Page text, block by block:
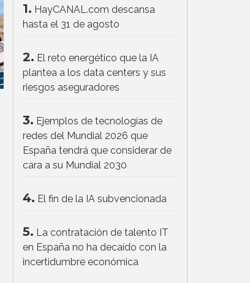
1. HayCANAL.com descansa
hasta el 31 de agosto
2. El reto energético que la IA
plantea a los data centers y sus
riesgos aseguradores
3. Ejemplos de tecnologías de
redes del Mundial 2026 que
España tendrá que considerar de
cara a su Mundial 2030
4. El fin de la IA subvencionada
5. La contratación de talento IT
en España no ha decaído con la
incertidumbre económica